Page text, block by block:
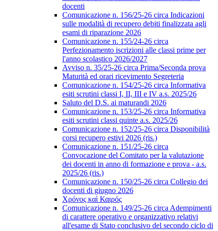
docenti
Comunicazione n. 156/25-26 circa Indicazioni
sulle modalità di recupero debiti finalizzata agli
esami di riparazione 2026
Comunicazione n. 155/24-26 circa
Perfezionamento iscrizioni alle classi prime per
l'anno scolastico 2026/2027
Avviso n. 35/25-26 circa Prima/Seconda prova
Maturità ed orari ricevimento Segreteria
Comunicazione n. 154/25-26 circa Informativa
esiti scrutini classi I, II, III e IV a.s. 2025/26
Saluto del D.S. ai maturandi 2026
Comunicazione n. 153/25-26 circa Informativa
esiti scrutini classi quinte a.s. 2025/26
Comunicazione n. 152/25-26 circa Disponibilità
corsi recupero estivi 2026 (ris.)
Comunicazione n. 151/25-26 circa
Convocazione del Comitato per la valutazione
dei docenti in anno di formazione e prova - a.s.
2025/26 (ris.)
Comunicazione n. 150/25-26 circa Collegio dei
docenti di giugno 2026
Χρόνος καὶ Καιρός
Comunicazione n. 149/25-26 circa Adempimenti
di carattere operativo e organizzativo relativi
all'esame di Stato conclusivo del secondo ciclo di